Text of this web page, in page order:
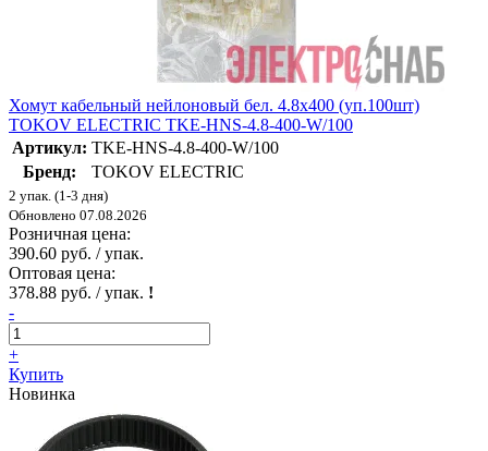
Хомут кабельный нейлоновый бел. 4.8х400 (уп.100шт)
TOKOV ELECTRIC TKE-HNS-4.8-400-W/100
Артикул: TKE-HNS-4.8-400-W/100
Бренд:
TOKOV ELECTRIC
2 упак. (1-3 дня)
Обновлено 07.08.2026
Розничная цена:
390.60 руб. / упак.
Оптовая цена:
378.88 руб. / упак. !
-
+
Купить
Новинка